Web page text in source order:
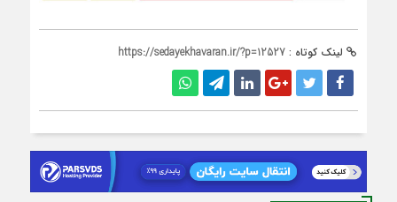
لینک کوتاه : https://sedayekhavaran.ir/?p=12527